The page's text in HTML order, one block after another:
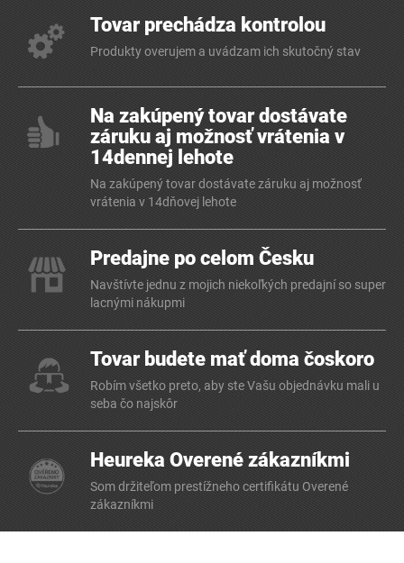
Tovar prechádza kontrolou
Produkty overujem a uvádzam ich skutočný stav
Na zakúpený tovar dostávate
záruku aj možnosť vrátenia v
14dennej lehote
Na zakúpený tovar dostávate záruku aj možnosť
vrátenia v 14dňovej lehote
Predajne po celom Česku
Navštívte jednu z mojich niekoľkých predajní so super
lacnými nákupmi
Tovar budete mať doma čoskoro
Robím všetko preto, aby ste Vašu objednávku mali u
seba čo najskôr
Heureka Overené zákazníkmi
Som držiteľom prestížneho certifikátu Overené
zákazníkmi